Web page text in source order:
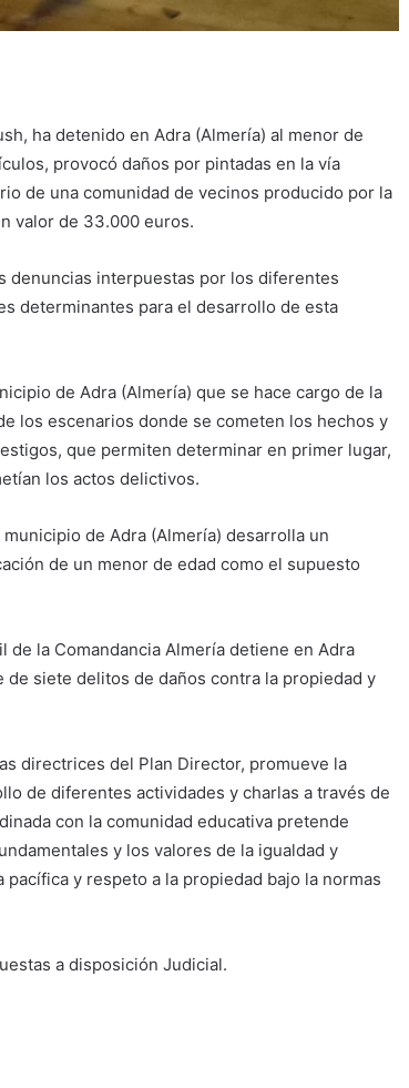
ha detenido en Adra (Almería) al menor de
provocó daños por pintadas en la vía
de una comunidad de vecinos producido por la
valor de 33.000 euros.
denuncias interpuestas por los diferentes
determinantes para el desarrollo de esta
de Adra (Almería) que se hace cargo de la
los escenarios donde se cometen los hechos y
que permiten determinar en primer lugar,
los actos delictivos.
de Adra (Almería) desarrolla un
de un menor de edad como el supuesto
de la Comandancia Almería detiene en Adra
siete delitos de daños contra la propiedad y
directrices del Plan Director, promueve la
de diferentes actividades y charlas a través de
con la comunidad educativa pretende
y los valores de la igualdad y
y respeto a la propiedad bajo la normas
a disposición Judicial.